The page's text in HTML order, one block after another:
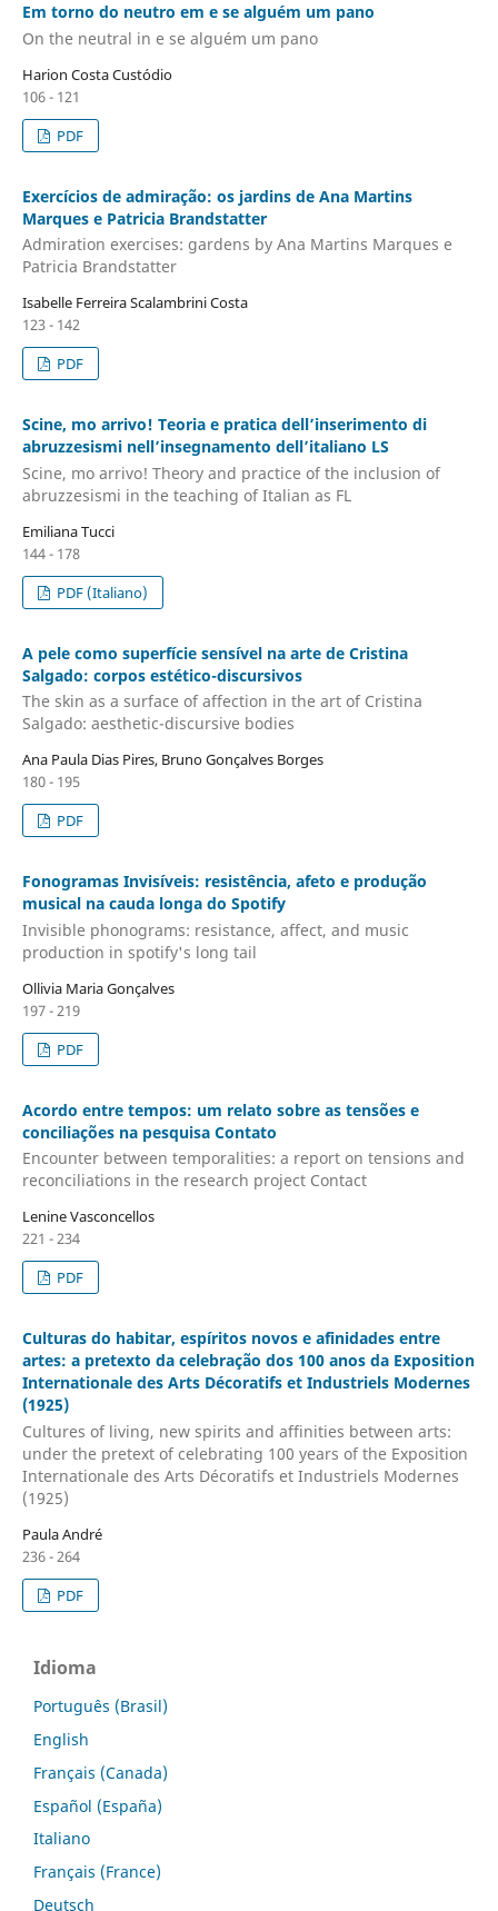
Em torno do neutro em e se alguém um pano
On the neutral in e se alguém um pano
Harion Costa Custódio
106 - 121
PDF
Exercícios de admiração: os jardins de Ana Martins
Marques e Patricia Brandstatter
Admiration exercises: gardens by Ana Martins Marques e
Patricia Brandstatter
Isabelle Ferreira Scalambrini Costa
123 - 142
PDF
Scine, mo arrivo! Teoria e pratica dell’inserimento di
abruzzesismi nell’insegnamento dell’italiano LS
Scine, mo arrivo! Theory and practice of the inclusion of
abruzzesismi in the teaching of Italian as FL
Emiliana Tucci
144 - 178
PDF (Italiano)
A pele como superfície sensível na arte de Cristina
Salgado: corpos estético-discursivos
The skin as a surface of affection in the art of Cristina
Salgado: aesthetic-discursive bodies
Ana Paula Dias Pires, Bruno Gonçalves Borges
180 - 195
PDF
Fonogramas Invisíveis: resistência, afeto e produção
musical na cauda longa do Spotify
Invisible phonograms: resistance, affect, and music
production in spotify's long tail
Ollivia Maria Gonçalves
197 - 219
PDF
Acordo entre tempos: um relato sobre as tensões e
conciliações na pesquisa Contato
Encounter between temporalities: a report on tensions and
reconciliations in the research project Contact
Lenine Vasconcellos
221 - 234
PDF
Culturas do habitar, espíritos novos e afinidades entre
artes: a pretexto da celebração dos 100 anos da Exposition
Internationale des Arts Décoratifs et Industriels Modernes
(1925)
Cultures of living, new spirits and affinities between arts:
under the pretext of celebrating 100 years of the Exposition
Internationale des Arts Décoratifs et Industriels Modernes
(1925)
Paula André
236 - 264
PDF
Idioma
Português (Brasil)
English
Français (Canada)
Español (España)
Italiano
Français (France)
Deutsch